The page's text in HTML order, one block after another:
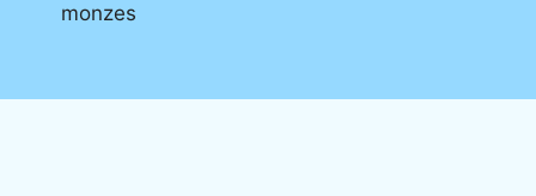
monzes